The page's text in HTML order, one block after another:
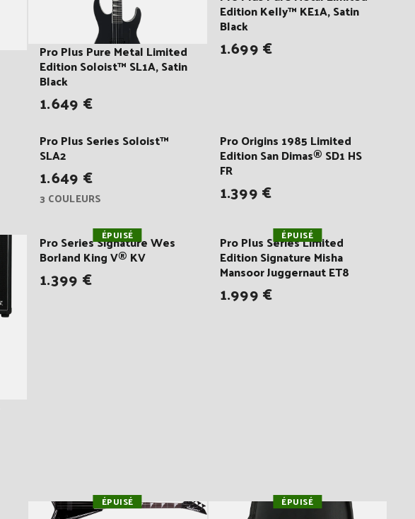
Pro Plus Pure Metal Limited
Edition Soloist™ SL1A, Satin
Black
1.649 €
Edition Kelly™ KE1A, Satin
Black
1.699 €
Pro Plus Series Soloist™
SLA2
1.649 €
3 COULEURS
Pro Origins 1985 Limited
Edition San Dimas® SD1 HS
FR
1.399 €
ÉPUISÉ
Pro Series Signature Wes
Borland King V® KV
1.399 €
ÉPUISÉ
Pro Plus Series Limited
Edition Signature Misha
Mansoor Juggernaut ET8
1.999 €
ÉPUISÉ ÉPUISÉ